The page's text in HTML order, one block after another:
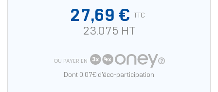
27,69 € TTC
23.075 HT
OU PAYER EN
Dont 0.07€ d'éco-participation